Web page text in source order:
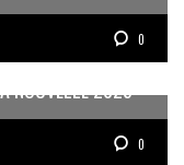
0
NOUVELLE 2025
0